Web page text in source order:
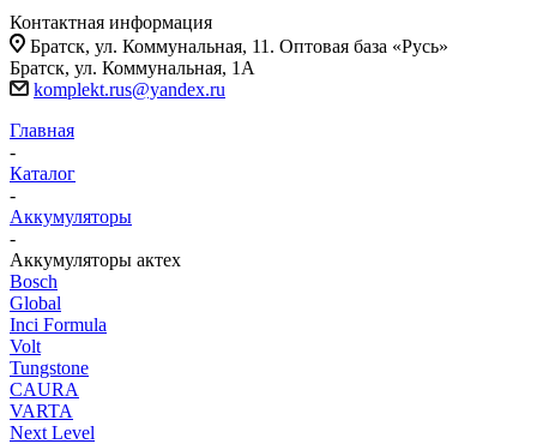
Контактная информация
Братск, ул. Коммунальная, 11. Оптовая база «Русь»
Братск, ул. Коммунальная, 1А
komplekt.rus@yandex.ru
Главная
-
Каталог
-
Аккумуляторы
-
Аккумуляторы актех
Bosch
Global
Inci Formula
Volt
Tungstone
CAURA
VARTA
Next Level